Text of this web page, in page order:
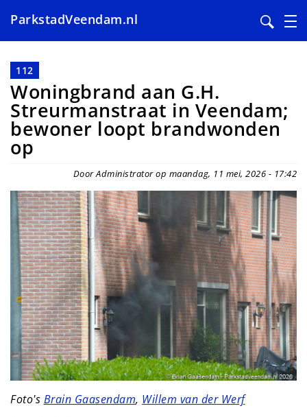
en
naar
de
inhoud
gaan
ParkstadVeendam.nl
112
Woningbrand aan G.H.
Streurmanstraat in Veendam;
bewoner loopt brandwonden
op
Door Administrator op maandag, 11 mei, 2026 - 17:42
Foto's Brain Gaasendam, Willem van der Werf